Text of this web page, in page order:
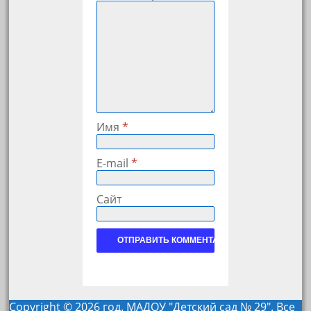
Имя*
E-mail*
Сайт
Copyright © 2026 год. МАДОУ "Детский сад № 29". Все